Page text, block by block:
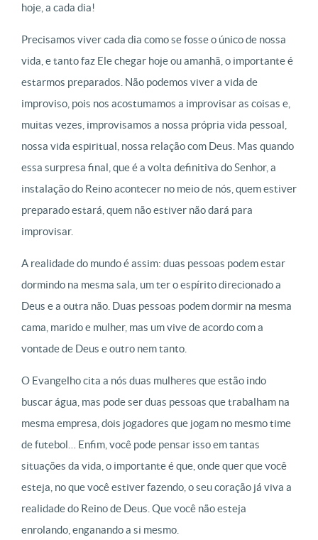
hoje, a cada dia!
Precisamos viver cada dia como se fosse o único de nossa
vida, e tanto faz Ele chegar hoje ou amanhã, o importante é
estarmos preparados. Não podemos viver a vida de
improviso, pois nos acostumamos a improvisar as coisas e,
muitas vezes, improvisamos a nossa própria vida pessoal,
nossa vida espiritual, nossa relação com Deus. Mas quando
essa surpresa final, que é a volta definitiva do Senhor, a
instalação do Reino acontecer no meio de nós, quem estiver
preparado estará, quem não estiver não dará para
improvisar.
A realidade do mundo é assim: duas pessoas podem estar
dormindo na mesma sala, um ter o espírito direcionado a
Deus e a outra não. Duas pessoas podem dormir na mesma
cama, marido e mulher, mas um vive de acordo com a
vontade de Deus e outro nem tanto.
O Evangelho cita a nós duas mulheres que estão indo
buscar água, mas pode ser duas pessoas que trabalham na
mesma empresa, dois jogadores que jogam no mesmo time
de futebol… Enfim, você pode pensar isso em tantas
situações da vida, o importante é que, onde quer que você
esteja, no que você estiver fazendo, o seu coração já viva a
realidade do Reino de Deus. Que você não esteja
enrolando, enganando a si mesmo.